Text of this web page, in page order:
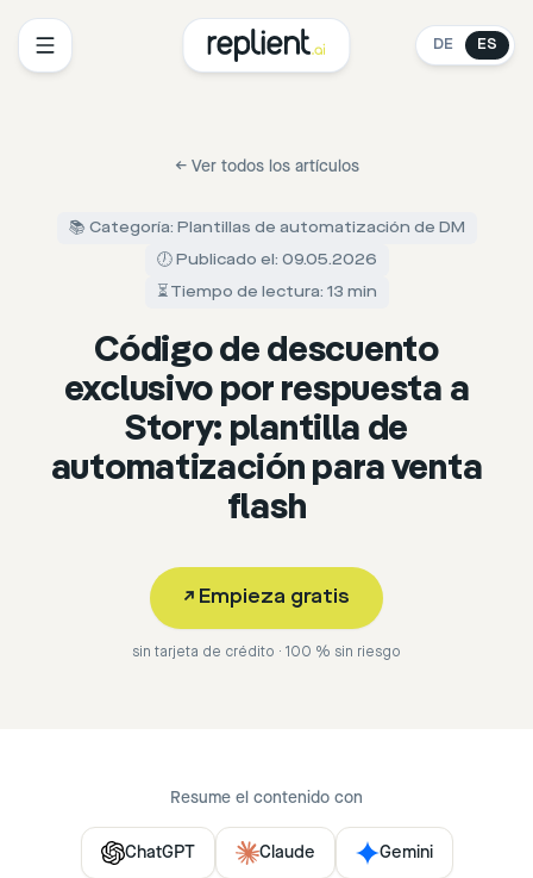
DE ES
← Ver todos los artículos
📚 Categoría: Plantillas de automatización de DM
🕖 Publicado el: 09.05.2026
⏳ Tiempo de lectura: 13 min
Código de descuento
exclusivo por respuesta a
Story: plantilla de
automatización para venta
flash
↗ Empieza gratis
sin tarjeta de crédito · 100 % sin riesgo
Resume el contenido con
ChatGPT Claude Gemini